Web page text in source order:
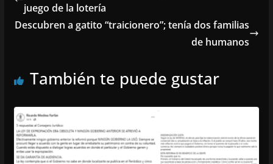
juego de la lotería
Descubren a gatito “traicionero”; tenía dos familias
de humanos
También te puede gustar